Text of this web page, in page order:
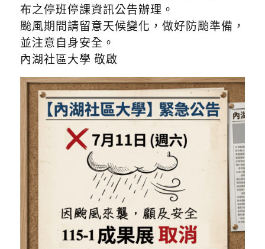
布之停班停課資訊公告辦理。
颱風期間請留意天候變化，做好防颱準備，
並注意自身安全。
內湖社區大學 敬啟